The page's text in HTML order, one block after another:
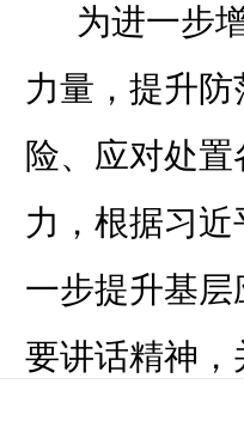
为进一步
力量，提升
险、应对处
力，根据习
一步提升基
要讲话精神，
消防站点